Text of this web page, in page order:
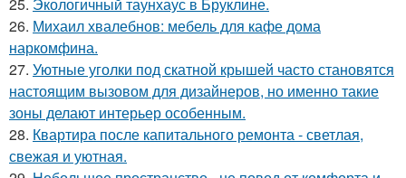
26. Михаил хвалебнов: мебель для кафе дома
наркомфина.
27. Уютные уголки под скатной крышей часто становятся
настоящим вызовом для дизайнеров, но именно такие
зоны делают интерьер особенным.
28. Квартира после капитального ремонта - светлая,
свежая и уютная.